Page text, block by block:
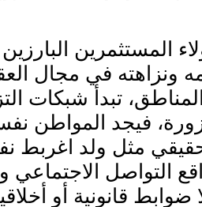
المستثمرين
ونزاهته في مجال
تبدأ شبكات
فيجد المواطن
مثل ولد
التواصل الاجتماعي
قانونية أو